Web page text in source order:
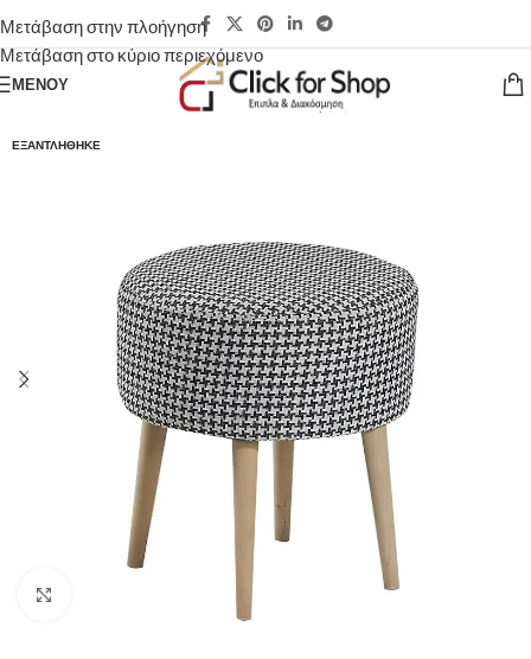
Μετάβαση στην πλοήγηση
Μετάβαση στο κύριο περιεχόμενο
ΜΕΝΟΎ
ΕΞΑΝΤΛΉΘΗΚΕ
Κάντε κλικ για μεγέθυνση